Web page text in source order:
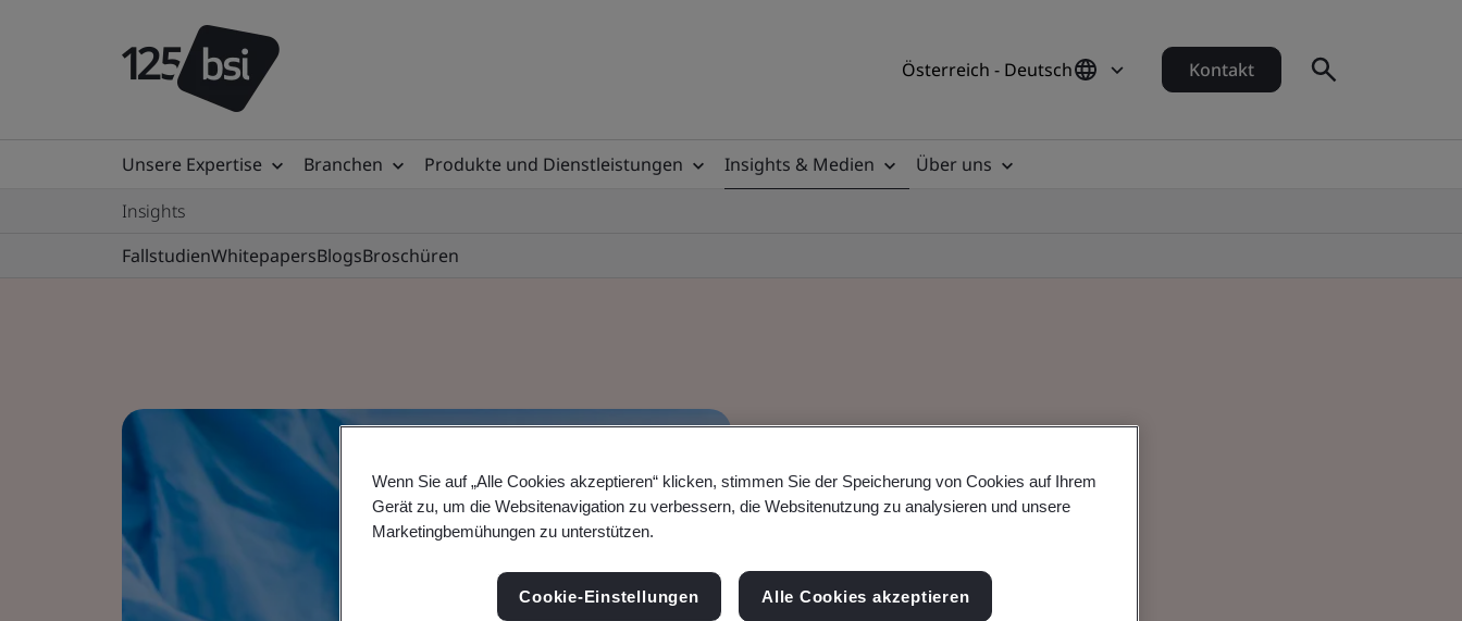
Österreich - Deutsch Kontakt
Unsere Expertise Branchen Produkte und Dienstleistungen Insights & Medien
Über uns
Insights
FallstudienWhitepapersBlogsBroschüren
Medizinprodukte
Wenn Sie auf „Alle Cookies akzeptieren“ klicken, stimmen Sie der Speicherung von Cookies auf Ihrem
Gerät zu, um die Websitenavigation zu verbessern, die Websitenutzung zu analysieren und unsere
Marketingbemühungen zu unterstützen.
Cookie-Einstellungen Alle Cookies akzeptieren